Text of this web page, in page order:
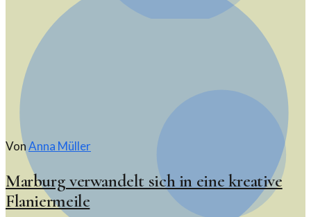
VonAnna Müller
Marburg verwandelt sich in eine kreative
Flaniermeile